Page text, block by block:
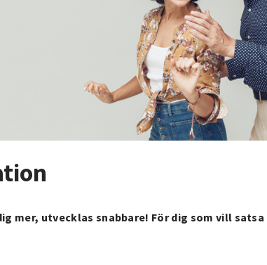
mer, utvecklas snabbare! För dig som vill